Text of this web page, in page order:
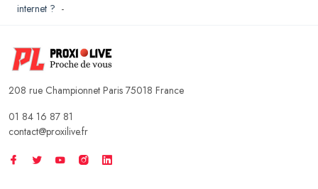
internet ? -
208 rue Championnet Paris 75018 France
01 84 16 87 81
contact@proxilive.fr